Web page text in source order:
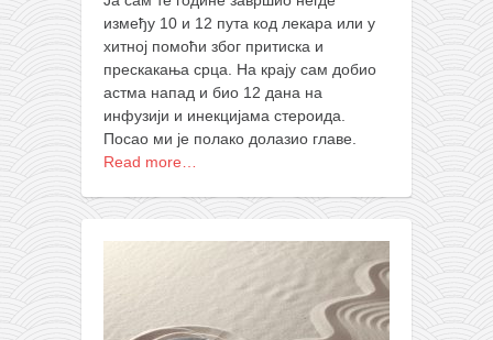
између 10 и 12 пута код лекара или у
хитној помоћи због притиска и
прескакања срца. На крају сам добио
астма напад и био 12 дана на
инфузији и инекцијама стероида.
Посао ми је полако долазио главе.
Read more…